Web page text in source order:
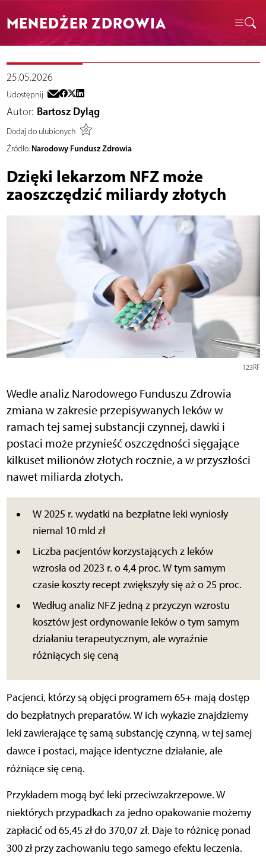
MENEDŻER ZDROWIA
25.05.2026
Udostępnij
Autor: Bartosz Dyląg
Dodaj do ulubionych
Źródło: Narodowy Fundusz Zdrowia
Dzięki lekarzom NFZ może
zaoszczędzić miliardy złotych
123RF
Wedle analiz Narodowego Funduszu Zdrowia
zmiana w zakresie przepisywanych leków w
ramach tej samej substancji czynnej, dawki i
postaci może przynieść oszczędności sięgające
kilkuset milionów złotych rocznie, a w przyszłości
nawet miliarda złotych.
W 2025 r. wydatki na bezpłatne leki wyniosły
niemal 10 mld zł
Liczba pacjentów korzystających z leków
wzrosła od 2023 r. o 4,4 proc. W tym samym
czasie koszty recept zwiększyły się aż o 25 proc.
Według analiz NFZ jedną z przyczyn wzrostu
kosztów jest ordynowanie leków o tym samym
działaniu terapeutycznym, ale wyraźnie
różniących się ceną
Pacjenci, którzy są objęci programem 65+ mają dostęp
do bezpłatnych preparatów. W ich wykazie znajdziemy
leki zawierające tę samą substancję czynną, w tej samej
dawce i postaci, mające identyczne działanie, ale
różniące się ceną.
Przykładem mogą być leki przeciwzakrzepowe. W
niektórych przypadkach za jedno opakowanie możemy
zapłacić od 65,45 zł do 370,07 zł. Daje to różnicę ponad
300 zł przy zachowaniu tego samego efektu leczenia.